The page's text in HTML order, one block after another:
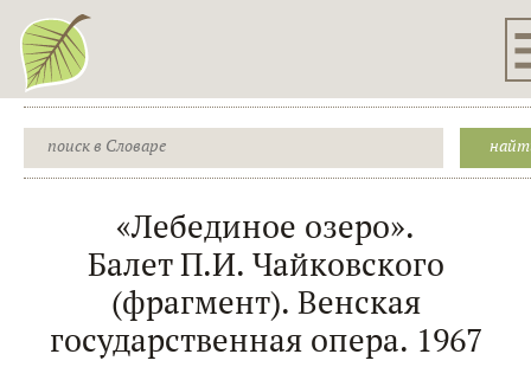
«Лебединое озеро».
Балет П.И. Чайковского
(фрагмент). Венская
государственная опера. 1967